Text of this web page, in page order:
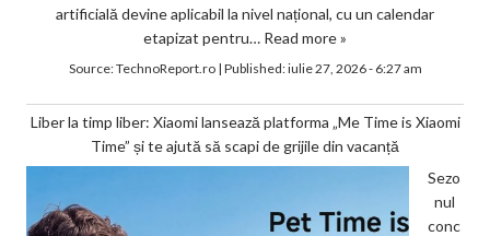
artificială devine aplicabil la nivel național, cu un calendar
etapizat pentru… Read more »
Source:TechnoReport.ro| Published:iulie 27, 2026 - 6:27 am
Liber la timp liber: Xiaomi lansează platforma „Me Time is Xiaomi
Time” și te ajută să scapi de grijile din vacanță
Sezo
nul
conc